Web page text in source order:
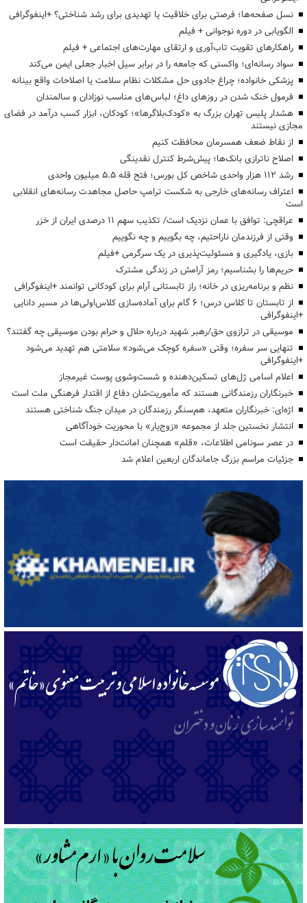
نسل صفحه‌ها؛ فرصتی برای خلاقیت یا تهدیدی برای رشد شناختی؟ +اینفوگرافی
الگویابی در دوره نوجوانی + فیلم
راهکارهای تقویت تاب‌آوری و ارتقای مهارت‌های اجتماعی + فیلم
سواد رسانه‌ای؛ واکسنی که جامعه را در برابر سیل اخبار جعلی ایمن می‌کند
پزشکی خانواده؛ چراغ جادوی حل مشکلات نظام سلامت یا اصلاحات واقع بینانه
فرمول خنک شدن در روزهای داغ؛ لباس‌های مناسب نوزادان و سالمندان
هشدار پلیس تهران بزرگ به «کودک‌بلاگرها»؛ کودکان، ابزار کسب درآمد در فضای
مجازی نیستند
از نقاط ضعف همسرمان محافظت کنیم
اصلاح ناترازی بانک‌ها؛ پیش‌شرط کنترل نقدینگی
رشد ۱۱۲ هزار واحدی شاخص کل بورس؛ فتح قله ۵.۵ میلیون واحدی
اعتراف رسانه‌های خارجی به شکست ترامپ حاصل مجاهدت رسانه‌های انقلابی
است
عراقچی: توافق با عمان نزدیک است/ تکذیب سهم ۱۱ درصدی ایران از خزر
وقتی از فرزندمان ناراحتیم، چه بگوییم و چه نگوییم
بازی، یادگیری و مسئولیت‌پذیری در یک سرگرمی +فیلم
حریم‌ها را بشناسیم؛ رمز آرامش در زندگی مشترک
نظم و برنامه‌ریزی در خانه؛ راز تابستانی آرام برای کودکانی توانمند +اینفوگرافی
از تابستان تا کلاس درس؛ ۶ گام برای آماده‌سازی کلاس‌اولی‌ها در مسیر دانایی
+اینفوگرافی
موسیقی در ترازوی حق/رهبر شهید درباره حلال و حرام بودن موسیقی چه گفتند؟
تنهایی سر سفره؛ وقتی «سفره کوچک می‌شود» سلامتی هم تهدید می‌شود
+اینفوگرافی
اعلام اسامی ژل‌های تسکین‌دهنده و شست‌وشوی پوست غیرمجاز
خبرنگاران رزمندگانی هستند که مأموریت‌شان دفاع از اقتدار فرهنگی ملت است
اژه‌ای: خبرنگاران متعهد، هم‌سنگر رزمندگان در میدان جنگ شناختی هستند
انتشار نخستین جلد از مجموعه «زوج‌یار» با محوریت خودآگاهی
در عصر سونامی اطلاعات، «قلم» همچنان امانت‌دار حقیقت است
جزئیات مراسم بزرگ جاماندگان اربعین اعلام شد